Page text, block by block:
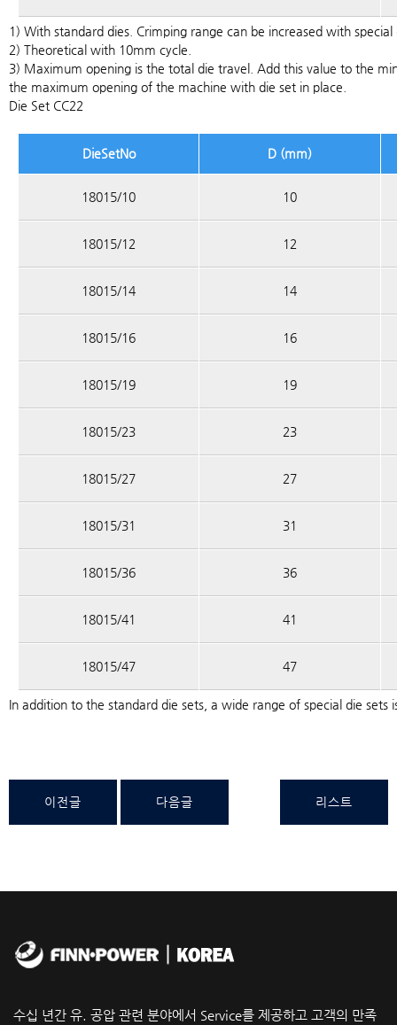
1) With standard dies. Crimping range can be increased with special
2) Theoretical with 10mm cycle.
3) Maximum opening is the total die travel. Add this value to the
the maximum opening of the machine with die set in place.
Die Set CC22
DieSetNo D (mm)
18015/10 10
18015/12 12
18015/14 14
18015/16 16
18015/19 19
18015/23 23
18015/27 27
18015/31 31
18015/36 36
18015/41 41
18015/47 47
In addition to the standard die sets, a wide range of special die sets
이전글 다음글 리스트
수십 년간 유. 공압 관련 분야에서 Service를 제공하고 고객의 만족